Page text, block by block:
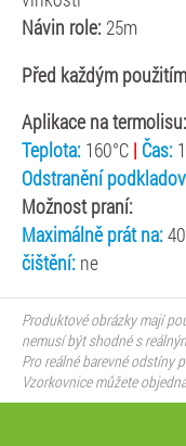
Návin role: 25m
Před každým
Aplikace na termolisu:
Teplota: 160°C | Čas:
Odstranění
Možnost praní:
Maximálně prát na:
čištění: ne
Produktové obrázky mají
nemusí být shodné s
Pro reálné barevné odstíny
Vzorkovnice můžete